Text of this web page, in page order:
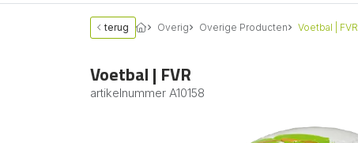
terug Overig Overige Producten Voetbal | FVR
Voetbal | FVR
artikelnummer A10158